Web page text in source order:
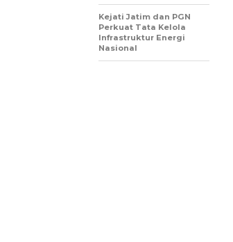
Kejati Jatim dan PGN
Perkuat Tata Kelola
Infrastruktur Energi
Nasional